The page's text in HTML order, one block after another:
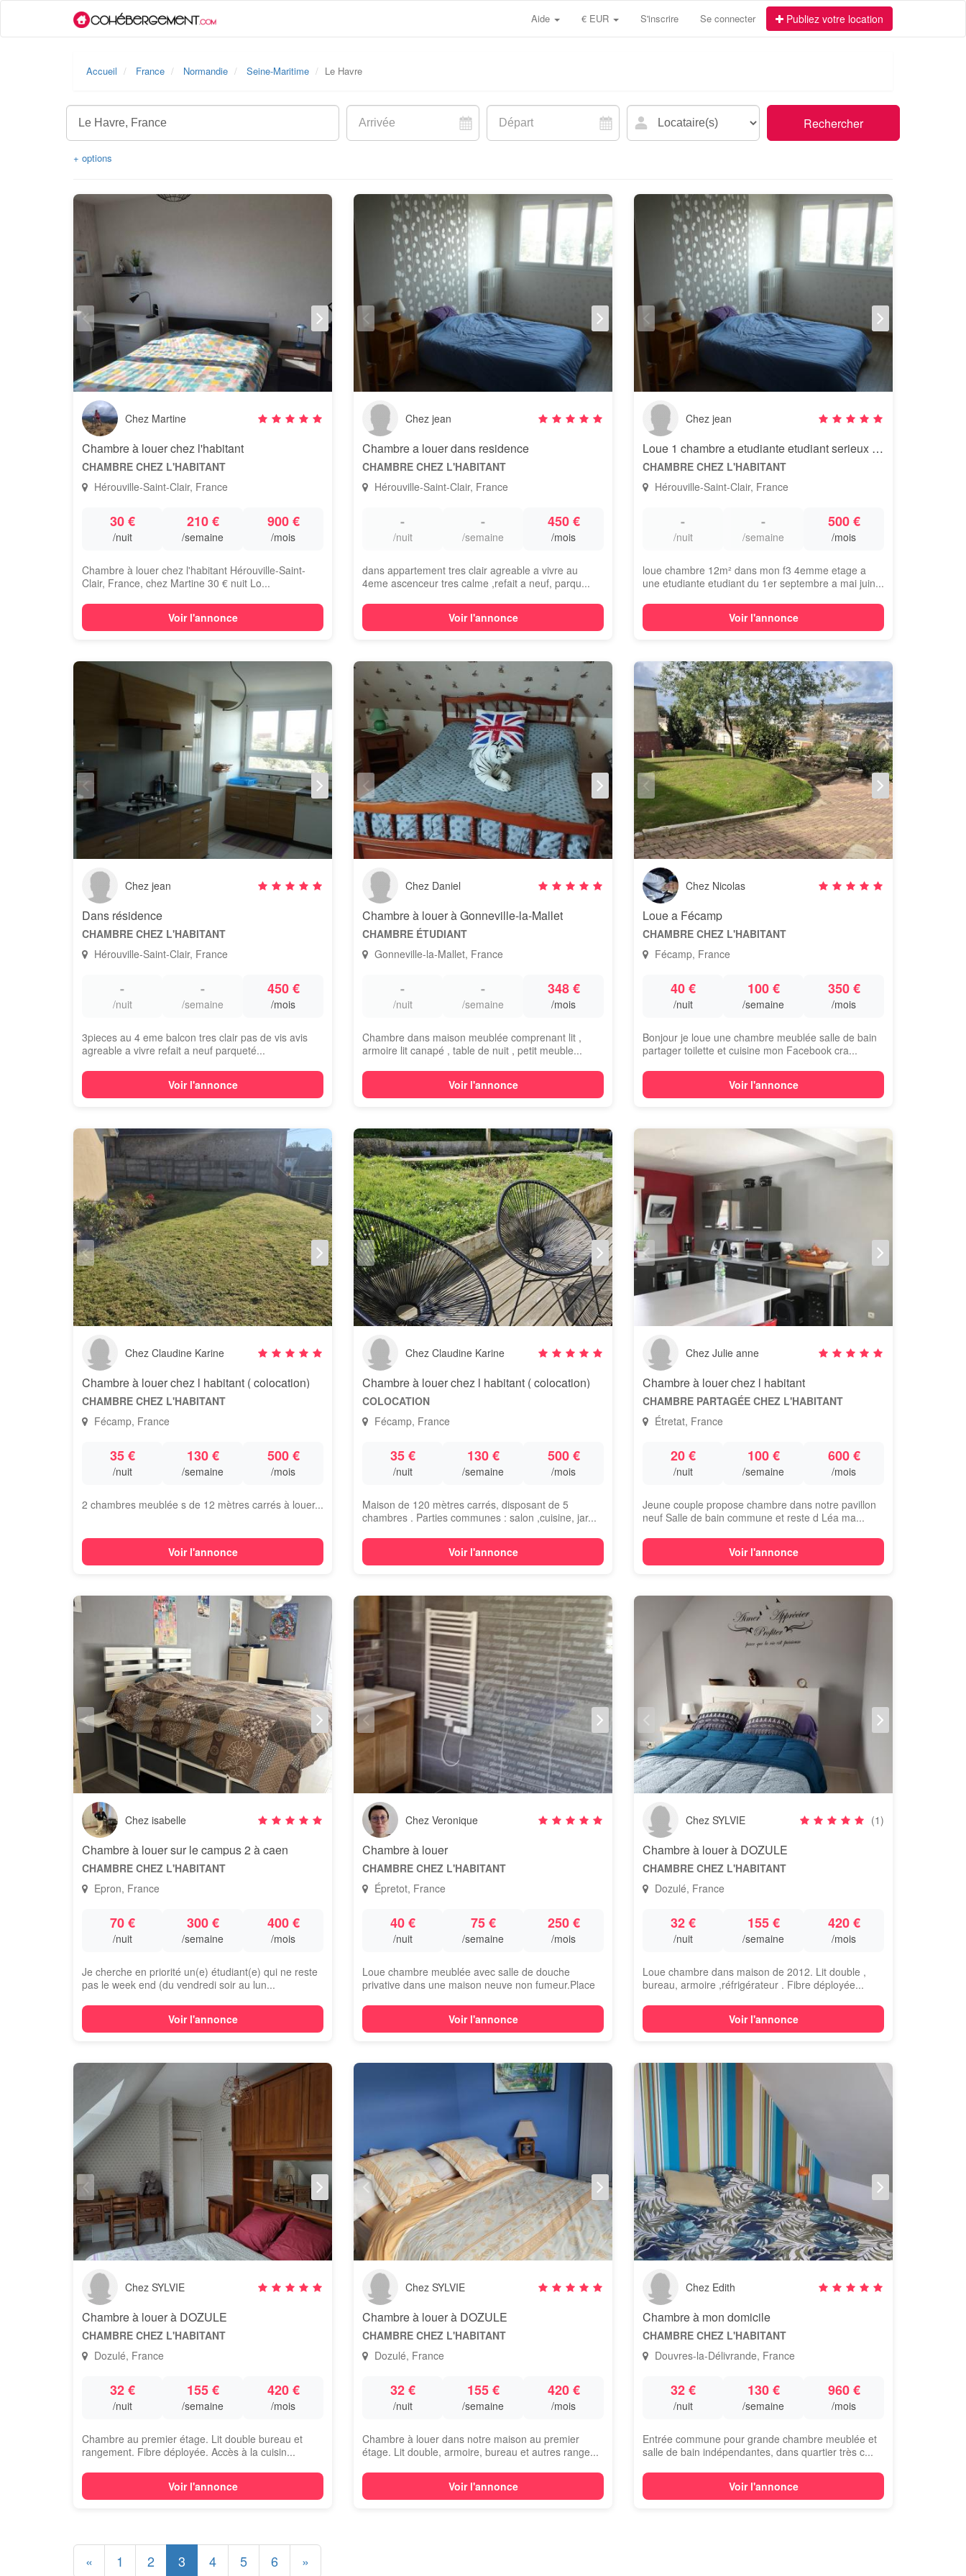
Aide € EUR S'inscrire Se connecter Publiez votre location
Accueil France Normandie Seine-Maritime Le Havre
Rechercher
+ options
Chez Martine
Chambre à louer chez l'habitant
CHAMBRE CHEZ L'HABITANT
Hérouville-Saint-Clair, France
30 €
/nuit
210 €
/semaine
900 €
/mois
Chambre à louer chez l'habitant Hérouville-Saint-
Clair, France, chez Martine 30 € nuit Lo...
Voir l'annonce
Chez jean
Chambre a louer dans residence
CHAMBRE CHEZ L'HABITANT
Hérouville-Saint-Clair, France
-
/nuit
-
/semaine
450 €
/mois
dans appartement tres clair agreable a vivre au
4eme ascenceur tres calme ,refait a neuf, parqu...
Voir l'annonce
Chez jean
Loue 1 chambre a etudiante etudiant serieux toutes commodites
CHAMBRE CHEZ L'HABITANT
Hérouville-Saint-Clair, France
-
/nuit
-
/semaine
500 €
/mois
loue chambre 12m² dans mon f3 4emme etage a
une etudiante etudiant du 1er septembre a mai juin...
Voir l'annonce
Chez jean
Dans résidence
CHAMBRE CHEZ L'HABITANT
Hérouville-Saint-Clair, France
-
/nuit
-
/semaine
450 €
/mois
3pieces au 4 eme balcon tres clair pas de vis avis
agreable a vivre refait a neuf parqueté...
Voir l'annonce
Chez Daniel
Chambre à louer à Gonneville-la-Mallet
CHAMBRE ÉTUDIANT
Gonneville-la-Mallet, France
-
/nuit
-
/semaine
348 €
/mois
Chambre dans maison meublée comprenant lit ,
armoire lit canapé , table de nuit , petit meuble...
Voir l'annonce
Chez Nicolas
Loue a Fécamp
CHAMBRE CHEZ L'HABITANT
Fécamp, France
40 €
/nuit
100 €
/semaine
350 €
/mois
Bonjour je loue une chambre meublée salle de bain
partager toilette et cuisine mon Facebook cra...
Voir l'annonce
Chez Claudine Karine
Chambre à louer chez l habitant ( colocation)
CHAMBRE CHEZ L'HABITANT
Fécamp, France
35 €
/nuit
130 €
/semaine
500 €
/mois
2 chambres meublée s de 12 mètres carrés à louer...
Voir l'annonce
Chez Claudine Karine
Chambre à louer chez l habitant ( colocation)
COLOCATION
Fécamp, France
35 €
/nuit
130 €
/semaine
500 €
/mois
Maison de 120 mètres carrés, disposant de 5
chambres . Parties communes : salon ,cuisine, jar...
Voir l'annonce
Chez Julie anne
Chambre à louer chez l habitant
CHAMBRE PARTAGÉE CHEZ L'HABITANT
Étretat, France
20 €
/nuit
100 €
/semaine
600 €
/mois
Jeune couple propose chambre dans notre pavillon
neuf Salle de bain commune et reste d Léa ma...
Voir l'annonce
Chez isabelle
Chambre à louer sur le campus 2 à caen
CHAMBRE CHEZ L'HABITANT
Epron, France
70 €
/nuit
300 €
/semaine
400 €
/mois
Je cherche en priorité un(e) étudiant(e) qui ne reste
pas le week end (du vendredi soir au lun...
Voir l'annonce
Chez Veronique
Chambre à louer
CHAMBRE CHEZ L'HABITANT
Épretot, France
40 €
/nuit
75 €
/semaine
250 €
/mois
Loue chambre meublée avec salle de douche
privative dans une maison neuve non fumeur.Place
Voir l'annonce
Chez SYLVIE (1)
Chambre à louer à DOZULE
CHAMBRE CHEZ L'HABITANT
Dozulé, France
32 €
/nuit
155 €
/semaine
420 €
/mois
Loue chambre dans maison de 2012. Lit double ,
bureau, armoire ,réfrigérateur . Fibre déployée...
Voir l'annonce
Chez SYLVIE
Chambre à louer à DOZULE
CHAMBRE CHEZ L'HABITANT
Dozulé, France
32 €
/nuit
155 €
/semaine
420 €
/mois
Chambre au premier étage. Lit double bureau et
rangement. Fibre déployée. Accès à la cuisin...
Voir l'annonce
Chez SYLVIE
Chambre à louer à DOZULE
CHAMBRE CHEZ L'HABITANT
Dozulé, France
32 €
/nuit
155 €
/semaine
420 €
/mois
Chambre à louer dans notre maison au premier
étage. Lit double, armoire, bureau et autres range...
Voir l'annonce
Chez Edith
Chambre à mon domicile
CHAMBRE CHEZ L'HABITANT
Douvres-la-Délivrande, France
32 €
/nuit
130 €
/semaine
960 €
/mois
Entrée commune pour grande chambre meublée et
salle de bain indépendantes, dans quartier très c...
Voir l'annonce
« 1 2 3 4 5 6 »